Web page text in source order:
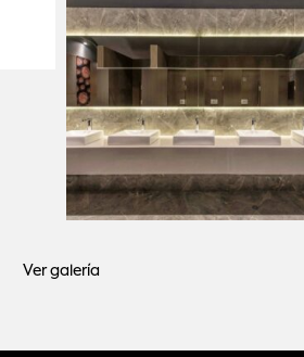
Ver galería